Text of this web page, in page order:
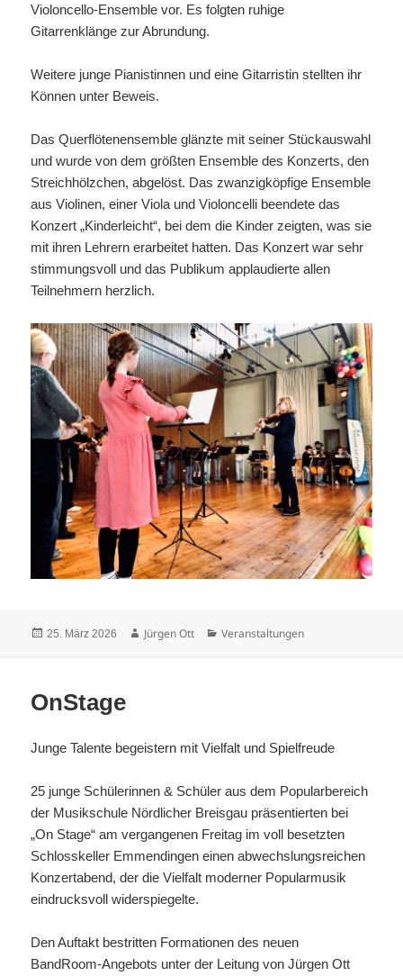
Violoncello-Ensemble vor. Es folgten ruhige
Gitarrenklänge zur Abrundung.
Weitere junge Pianistinnen und eine Gitarristin stellten ihr
Können unter Beweis.
Das Querflötenensemble glänzte mit seiner Stückauswahl
und wurde von dem größten Ensemble des Konzerts, den
Streichhölzchen, abgelöst. Das zwanzigköpfige Ensemble
aus Violinen, einer Viola und Violoncelli beendete das
Konzert „Kinderleicht“, bei dem die Kinder zeigten, was sie
mit ihren Lehrern erarbeitet hatten. Das Konzert war sehr
stimmungsvoll und das Publikum applaudierte allen
Teilnehmern herzlich.
Veröffentlicht
25. März 2026 Autor
Jürgen Ott Kategorien
Veranstaltungen
OnStage
Junge Talente begeistern mit Vielfalt und Spielfreude
25 junge Schülerinnen & Schüler aus dem Popularbereich
der Musikschule Nördlicher Breisgau präsentierten bei
„On Stage“ am vergangenen Freitag im voll besetzten
Schlosskeller Emmendingen einen abwechslungsreichen
Konzertabend, der die Vielfalt moderner Popularmusik
eindrucksvoll widerspiegelte.
Den Auftakt bestritten Formationen des neuen
BandRoom-Angebots unter der Leitung von Jürgen Ott